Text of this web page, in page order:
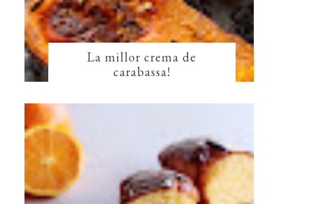
La millor crema de
carabassa!